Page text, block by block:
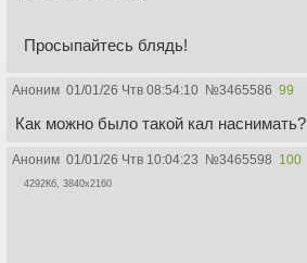
Просыпайтесь блядь!
Аноним 01/01/26 Чтв 08:54:10 №3465586 99
Как можно было такой кал наснимать?
Аноним 01/01/26 Чтв 10:04:23 №3465598 100
4292Кб, 3840x2160